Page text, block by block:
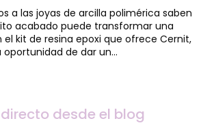
directo desde el blog
a las joyas de arcilla polimérica saben
acabado puede transformar una
el kit de resina epoxi que ofrece Cernit,
oportunidad de dar un…